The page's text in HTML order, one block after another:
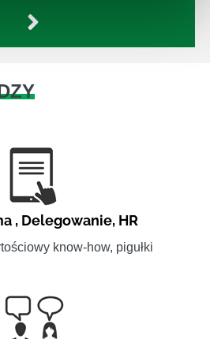
, Delegowanie, HR
know-how, pigułki